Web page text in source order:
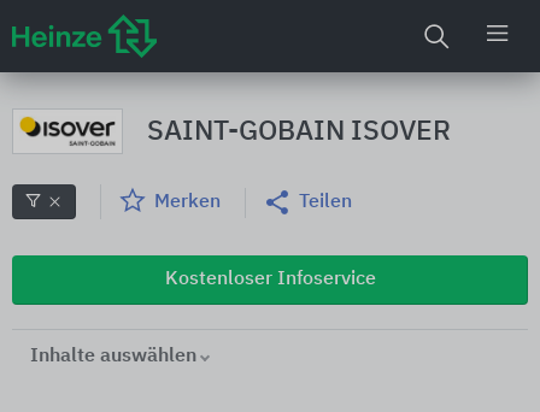
SAINT-GOBAIN ISOVER
Merken Teilen
Kostenloser Infoservice
Inhalte auswählen